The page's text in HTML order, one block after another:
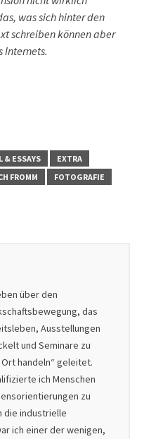
was sich hinter den
schreiben können aber
Internets.
& ESSAYS
EXTRA
FROMM
FOTOGRAFIE
über den
das
Ausstellungen
und Seminare zu
handeln“ geleitet.
ich Menschen
zu
die industrielle
ich einer der wenigen,